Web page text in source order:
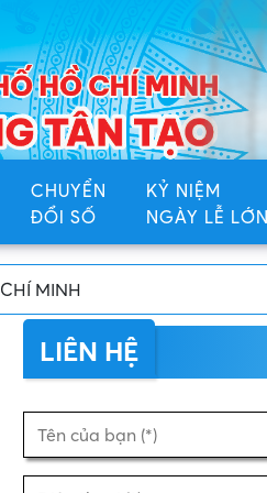
CHUYỂN
ĐỔI SỐ
KỶ NIỆM
NGÀY LỄ LỚN
LIÊN HỆ